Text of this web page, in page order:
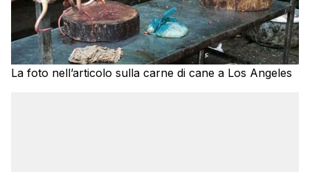
La foto nell’articolo sulla carne di cane a Los Angeles